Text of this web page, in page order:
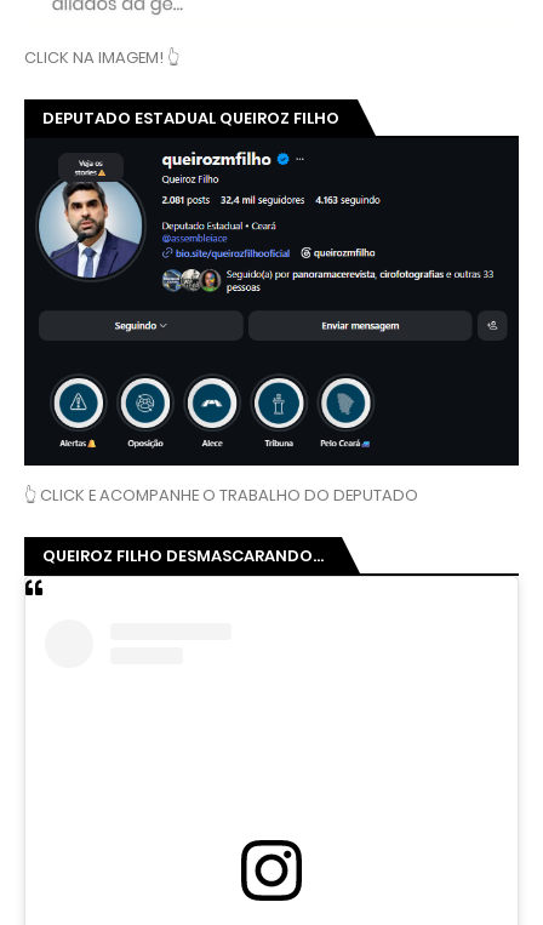
CLICK NA IMAGEM! 👆
DEPUTADO ESTADUAL QUEIROZ FILHO
👆 CLICK E ACOMPANHE O TRABALHO DO DEPUTADO
QUEIROZ FILHO DESMASCARANDO...